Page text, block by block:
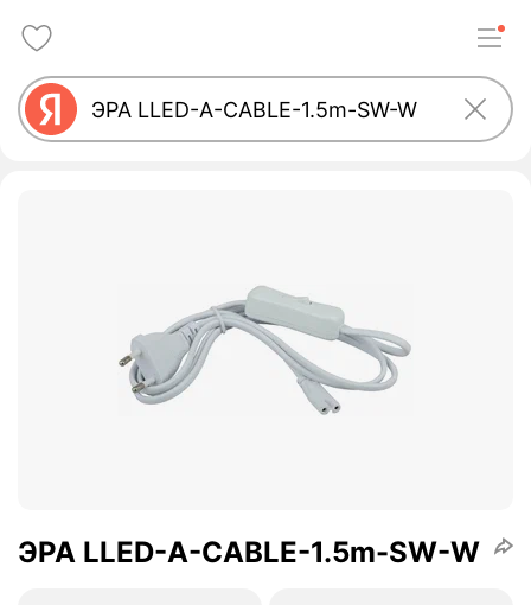
ЭРА LLED-A-CABLE-1.5m-SW-W